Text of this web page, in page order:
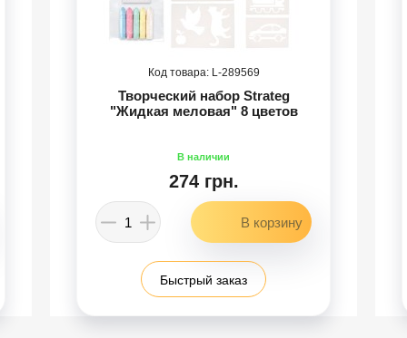
289569
Творческий набор Strateg
"Жидкая меловая" 8 цветов
274 грн.
Быстрый заказ